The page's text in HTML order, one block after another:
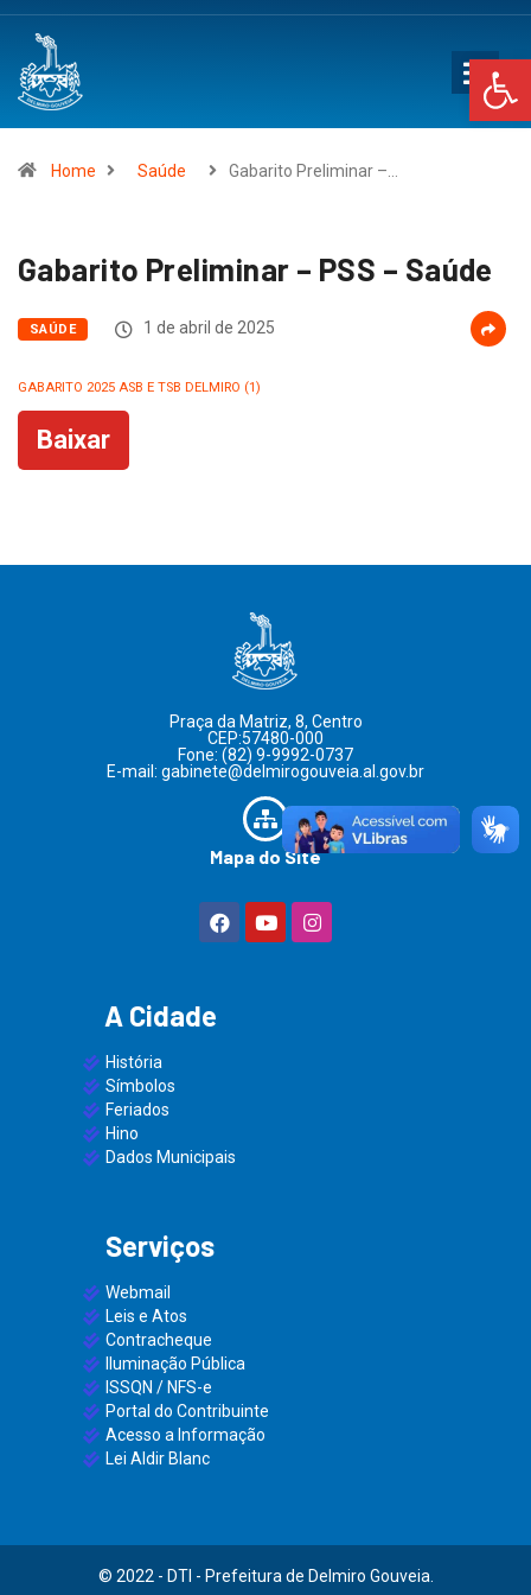
Home Saúde Gabarito Preliminar –…
Gabarito Preliminar – PSS – Saúde
SAÚDE 1 de abril de 2025
GABARITO 2025 ASB E TSB DELMIRO (1)
Baixar
Praça da Matriz, 8, Centro
CEP:57480-000
Fone: (82) 9-9992-0737
E-mail: gabinete@delmirogouveia.al.gov.br
Mapa do Site
A Cidade
História
Símbolos
Feriados
Hino
Dados Municipais
Serviços
Webmail
Leis e Atos
Contracheque
Iluminação Pública
ISSQN / NFS-e
Portal do Contribuinte
Acesso a Informação
Lei Aldir Blanc
© 2022 - DTI - Prefeitura de Delmiro Gouveia.